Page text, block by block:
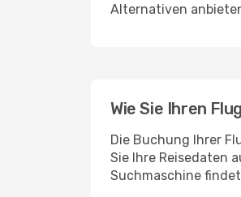
Alternativen
Wie Sie Ihren
Die Buchung Ihrer
Sie Ihre Reisedaten
Suchmaschine